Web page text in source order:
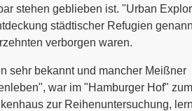
stehen geblieben ist. "Urban
städtischer Refugien
verborgen waren.
sehr bekannt und mancher Meißner
war im "Hamburger Hof" zum
zur Reihenuntersuchung,